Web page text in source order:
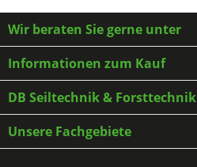
Wir beraten Sie gerne unter
Informationen zum Kauf
DB Seiltechnik & Forsttechnik
Unsere Fachgebiete